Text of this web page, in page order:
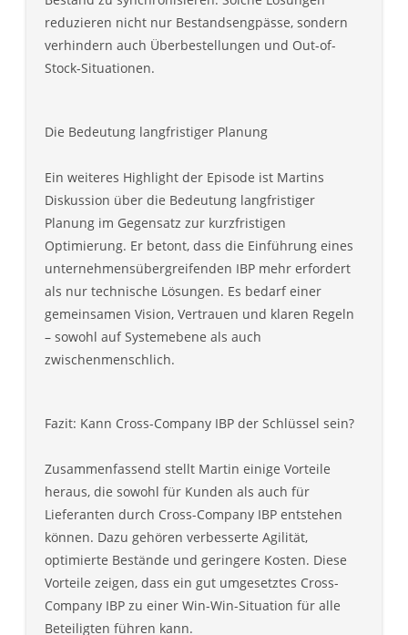
reduzieren nicht nur Bestandsengpässe, sondern
verhindern auch Überbestellungen und Out-of-
Stock-Situationen.
Die Bedeutung langfristiger Planung
Ein weiteres Highlight der Episode ist Martins
Diskussion über die Bedeutung langfristiger
Planung im Gegensatz zur kurzfristigen
Optimierung. Er betont, dass die Einführung eines
unternehmensübergreifenden IBP mehr erfordert
als nur technische Lösungen. Es bedarf einer
gemeinsamen Vision, Vertrauen und klaren Regeln
– sowohl auf Systemebene als auch
zwischenmenschlich.
Fazit: Kann Cross-Company IBP der Schlüssel sein?
Zusammenfassend stellt Martin einige Vorteile
heraus, die sowohl für Kunden als auch für
Lieferanten durch Cross-Company IBP entstehen
können. Dazu gehören verbesserte Agilität,
optimierte Bestände und geringere Kosten. Diese
Vorteile zeigen, dass ein gut umgesetztes Cross-
Company IBP zu einer Win-Win-Situation für alle
Beteiligten führen kann.